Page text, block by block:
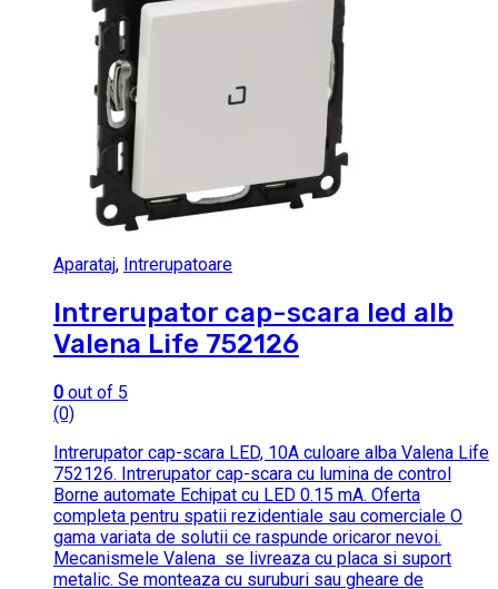
Aparataj, Intrerupatoare
Intrerupator cap-scara led alb
Valena Life 752126
0 out of 5
(0)
Intrerupator cap-scara LED, 10A culoare alba Valena Life
752126. Intrerupator cap-scara cu lumina de control
Borne automate Echipat cu LED 0.15 mA. Oferta
completa pentru spatii rezidentiale sau comerciale O
gama variata de solutii ce raspunde oricaror nevoi.
Mecanismele Valena se livreaza cu placa si suport
metalic. Se monteaza cu suruburi sau gheare de